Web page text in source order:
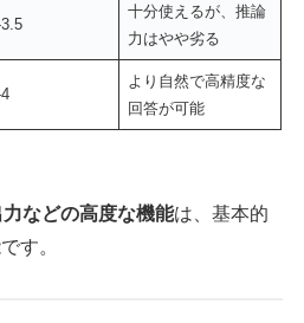
十分使えるが、推論
力はやや劣る
より自然で高精度な
回答が可能
などの高度な機能は、基本的
す。